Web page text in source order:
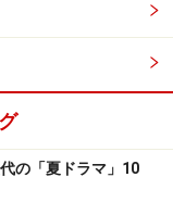
谷一行、豊川悦
んな医師を愛し
しすぎたためス
とに。
の「夏ドラマ」10